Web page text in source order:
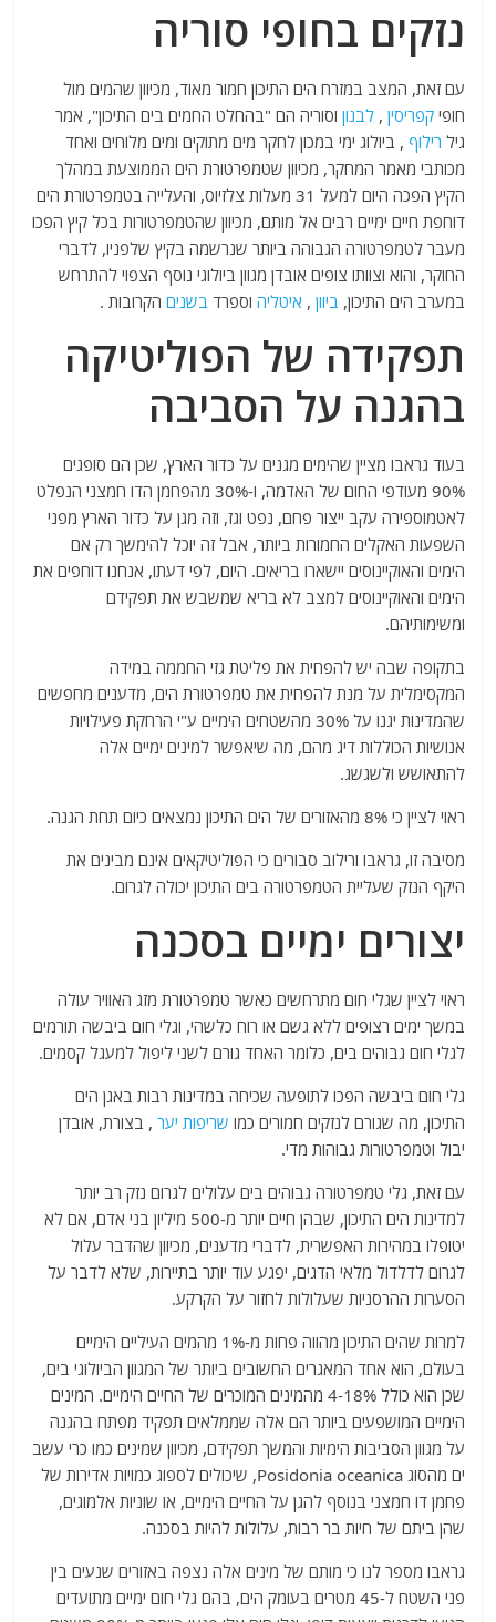
נזקים בחופי סוריה
עם זאת, המצב במזרח הים התיכון חמור מאוד, מכיוון שהמים מול
חופיקפריסין ,לבנון וסוריה הם "בהחלט החמים בים התיכון", אמר
גיל רילוף , ביולוג ימי במכון לחקר מים מתוקים ומים מלוחים ואחד
מכותבי מאמר המחקר, מכיוון שטמפרטורת הים הממוצעת במהלך
הקיץ הפכה היום למעל 31 מעלות צלזיוס, והעלייה בטמפרטורת הים
דוחפת חיים ימיים רבים אל מותם, מכיוון שהטמפרטורות בכל קיץ הפכו
מעבר לטמפרטורה הגבוהה ביותר שנרשמה בקיץ שלפניו, לדברי
החוקר, והוא וצוותו צופים אובדן מגוון ביולוגי נוסף הצפוי להתרחש
במערב הים התיכון, ביוון , איטליה וספרד בשנים הקרובות .
תפקידה של הפוליטיקה
בהגנה על הסביבה
בעוד גראבו מציין שהימים מגנים על כדור הארץ, שכן הם סופגים
90% מעודפי החום של האדמה, ו-30% מהפחמן הדו חמצני הנפלט
לאטמוספירה עקב ייצור פחם, נפט וגז, וזה מגן על כדור הארץ מפני
השפעות האקלים החמורות ביותר, אבל זה יוכל להימשך רק אם
הימים והאוקיינוסים יישארו בריאים. היום, לפי דעתו, אנחנו דוחפים את
הימים והאוקיינוסים למצב לא בריא שמשבש את תפקידם
ומשימותיהם.
בתקופה שבה יש להפחית את פליטת גזי החממה במידה
המקסימלית על מנת להפחית את טמפרטורת הים, מדענים מחפשים
שהמדינות יגנו על 30% מהשטחים הימיים ע"י הרחקת פעילויות
אנושיות הכוללות דיג מהם, מה שיאפשר למינים ימיים אלה
להתאושש ולשגשג.
ראוי לציין כי 8% מהאזורים של הים התיכון נמצאים כיום תחת הגנה.
מסיבה זו, גראבו ורילוב סבורים כי הפוליטיקאים אינם מבינים את
היקף הנזק שעליית הטמפרטורה בים התיכון יכולה לגרום.
יצורים ימיים בסכנה
ראוי לציין שגלי חום מתרחשים כאשר טמפרטורת מזג האוויר עולה
במשך ימים רצופים ללא גשם או רוח כלשהי, וגלי חום ביבשה תורמים
לגלי חום גבוהים בים, כלומר האחד גורם לשני ליפול למעגל קסמים.
גלי חום ביבשה הפכו לתופעה שכיחה במדינות רבות באגן הים
התיכון, מה שגורם לנזקים חמורים כמו שריפות יער , בצורת, אובדן
יבול וטמפרטורות גבוהות מדי.
עם זאת, גלי טמפרטורה גבוהים בים עלולים לגרום נזק רב יותר
למדינות הים התיכון, שבהן חיים יותר מ-500 מיליון בני אדם, אם לא
יטופלו במהירות האפשרית, לדברי מדענים, מכיוון שהדבר עלול
לגרום לדלדול מלאי הדגים, יפגע עוד יותר בתיירות, שלא לדבר על
הסערות ההרסניות שעלולות לחזור על הקרקע.
למרות שהים התיכון מהווה פחות מ-1% מהמים העיליים הימיים
בעולם, הוא אחד המאגרים החשובים ביותר של המגוון הביולוגי בים,
שכן הוא כולל 4-18% מהמינים המוכרים של החיים הימיים. המינים
הימיים המושפעים ביותר הם אלה שממלאים תפקיד מפתח בהגנה
על מגוון הסביבות הימיות והמשך תפקידם, מכיוון שמינים כמו כרי עשב
ים מהסוג Posidonia oceanica, שיכולים לספוג כמויות אדירות של
פחמן דו חמצני בנוסף להגן על החיים הימיים, או שוניות אלמוגים,
שהן ביתם של חיות בר רבות, עלולות להיות בסכנה.
גראבו מספר לנו כי מותם של מינים אלה נצפה באזורים שנעים בין
פני השטח ל-45 מטרים בעומק הים, בהם גלי חום ימיים מתועדים